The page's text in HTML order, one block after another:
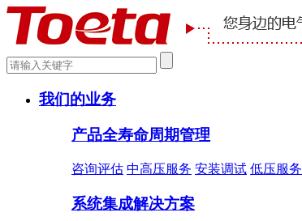
我们的业务
产品全寿命周期管理
咨询评估 中高压服务 安装调试 低压服务
系统集成解决方案